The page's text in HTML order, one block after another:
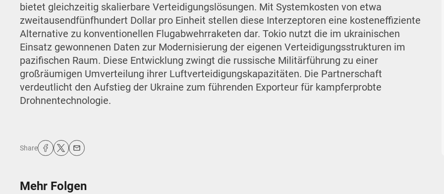
bietet gleichzeitig skalierbare Verteidigungslösungen. Mit Systemkosten von etwa
zweitausendfünfhundert Dollar pro Einheit stellen diese Interzeptoren eine kosteneffiziente
Alternative zu konventionellen Flugabwehrraketen dar. Tokio nutzt die im ukrainischen
Einsatz gewonnenen Daten zur Modernisierung der eigenen Verteidigungsstrukturen im
pazifischen Raum. Diese Entwicklung zwingt die russische Militärführung zu einer
großräumigen Umverteilung ihrer Luftverteidigungskapazitäten. Die Partnerschaft
verdeutlicht den Aufstieg der Ukraine zum führenden Exporteur für kampferprobte
Drohnentechnologie.
Share
Mehr Folgen